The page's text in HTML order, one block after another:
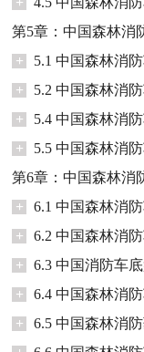
第5章：中国森林消
+
5.1 中国森林消
+
5.2 中国森林消
+
5.4 中国森林消
+
5.5 中国森林消
第6章：中国森林消
+
6.1 中国森林消
+
6.2 中国森林消
+
6.3 中国消防车
+
6.4 中国森林消
+
6.5 中国森林消